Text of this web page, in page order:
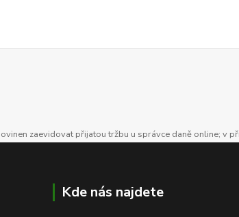
zaevidovat přijatou tržbu u správce daně online; v
Kde nás najdete